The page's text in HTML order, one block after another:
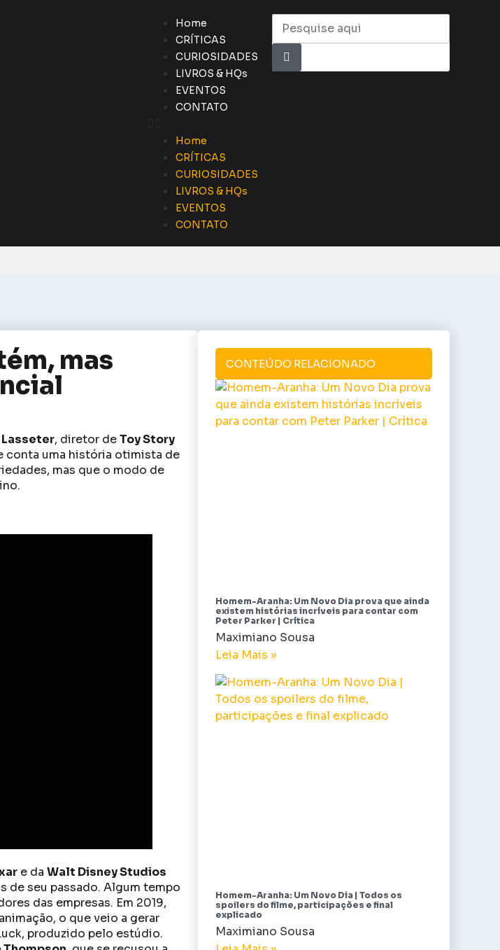
Home
CRÍTICAS
CURIOSIDADES
LIVROS & HQs
EVENTOS
CONTATO
Home
CRÍTICAS
CURIOSIDADES
LIVROS & HQs
EVENTOS
CONTATO
mas
Lasseter, diretor deToy Story
conta uma história otimista de
mas que o modo de
e da Walt Disney Studios
de seu passado. Algum tempo
das empresas. Em 2019,
o que veio a gerar
produzido pelo estúdio.
CONTEÚDO RELACIONADO
Homem-Aranha: Um Novo Dia prova que ainda
existem histórias incríveis para contar com
Peter Parker | Crítica
Maximiano Sousa
Leia Mais »
Homem-Aranha: Um Novo Dia | Todos os
spoilers do filme, participações e final
explicado
Maximiano Sousa